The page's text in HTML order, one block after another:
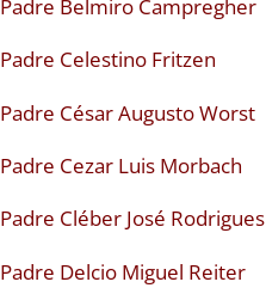
Padre Belmiro Campregher
Padre Celestino Fritzen
Padre César Augusto Worst
Padre Cezar Luis Morbach
Padre Cléber José Rodrigues
Padre Delcio Miguel Reiter